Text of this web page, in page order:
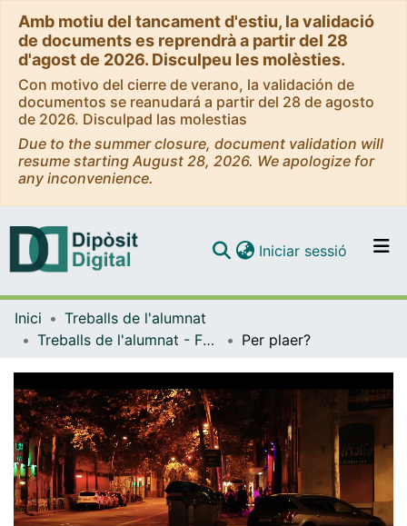
Amb motiu del tancament d'estiu, la validació
de documents es reprendrà a partir del 28
d'agost de 2026. Disculpeu les molèsties.
Con motivo del cierre de verano, la validación de
documentos se reanudará a partir del 28 de agosto
de 2026. Disculpad las molestias
Due to the summer closure, document validation will
resume starting August 28, 2026. We apologize for
any inconvenience.
Navega per tot el DD
Com publicar
Contacte
Iniciar sessió (current)
Inici
Treballs de l'alumnat
Treballs de l'alumnat - Facultat d'Informació i Mitjans Audiovisuals - Grau de Comunicació Audiovisual
Per plaer?